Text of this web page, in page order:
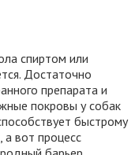
спиртом или
Достаточно
препарата и
покровы у собак
быстрому
а вот процесс